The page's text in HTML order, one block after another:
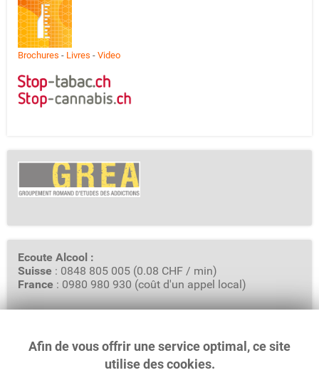
Brochures - Livres - Video
Ecoute Alcool :
Suisse : 0848 805 005 (0.08 CHF / min)
France : 0980 980 930 (coût d'un appel local)
GREA - Groupement Romand d'Etudes des Addictions
Rue Saint-Pierre 3, Case Postale 6319
Afin de vous offrir une service optimal, ce site
utilise des cookies.